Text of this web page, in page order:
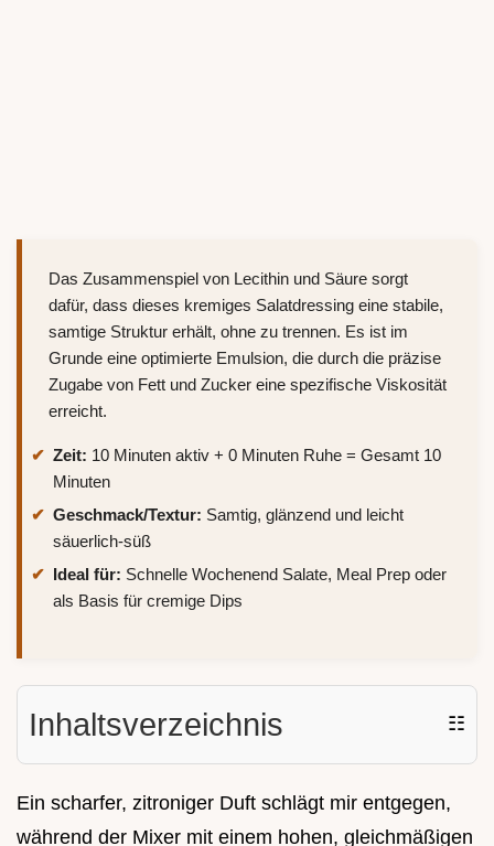
Das Zusammenspiel von Lecithin und Säure sorgt
dafür, dass dieses kremiges Salatdressing eine stabile,
samtige Struktur erhält, ohne zu trennen. Es ist im
Grunde eine optimierte Emulsion, die durch die präzise
Zugabe von Fett und Zucker eine spezifische Viskosität
erreicht.
Zeit: 10 Minuten aktiv + 0 Minuten Ruhe = Gesamt 10
Minuten
Geschmack/Textur: Samtig, glänzend und leicht
säuerlich-süß
Ideal für: Schnelle Wochenend Salate, Meal Prep oder
als Basis für cremige Dips
Inhaltsverzeichnis ☷
Ein scharfer, zitroniger Duft schlägt mir entgegen,
während der Mixer mit einem hohen, gleichmäßigen